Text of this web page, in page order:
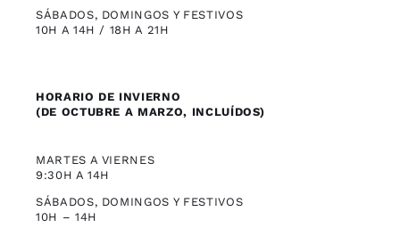
SÁBADOS, DOMINGOS Y FESTIVOS
10H A 14H / 18H A 21H
HORARIO DE INVIERNO
(DE OCTUBRE A MARZO, INCLUÍDOS)
MARTES A VIERNES
9:30H A 14H
SÁBADOS, DOMINGOS Y FESTIVOS
10H – 14H